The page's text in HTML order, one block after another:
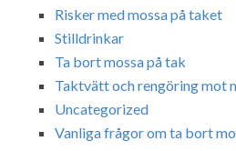
Risker med mossa på taket
Stilldrinkar
Ta bort mossa på tak
Taktvätt och rengöring mot
Uncategorized
Vanliga frågor om ta bort